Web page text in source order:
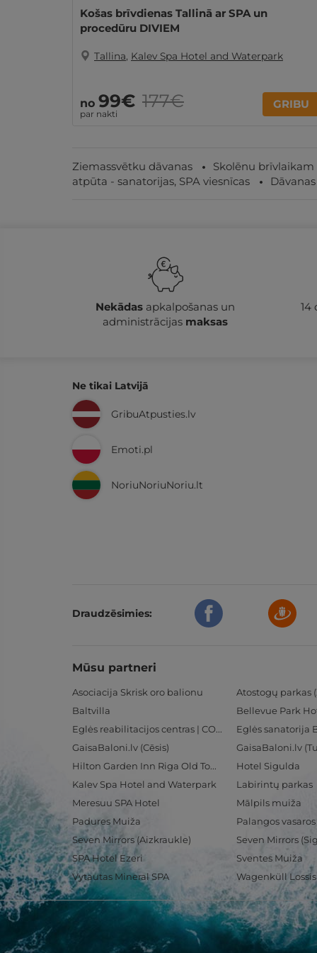
Košas brīvdienas Tallinā ar SPA un
procedūru DIVIEM
Tallina, Kalev Spa Hotel and Waterpark
no 99€
par nakti
177€ GRIBU
Ziemassvētku dāvanas Skolēnu brīvlaikam
atpūta - sanatorijas, SPA viesnīcas
Nekādasapkalpošanas un
administrācijas maksas
14
Ne tikai Latvijā
GribuAtpusties.lv
Emoti.pl
NoriuNoriuNoriu.lt
Draudzēsimies:
Mūsu partneri
Asociacija Skrisk oro balionu Atostogų parkas
Baltvilla
Bellevue Park
Eglės reabilitacijos centras | CORE
Eglės sanatorija
GaisaBaloni.lv (Cēsis)
GaisaBaloni.lv
Hilton Garden Inn Riga Old Town
Hotel Sigulda
Kalev Spa Hotel and Waterpark
Labirintų parkas
Meresuu SPA Hotel
Mālpils muiža
Padures Muiža
Palangos
Seven Mirrors (Aizkraukle)
Seven Mirrors
SPA Hotel Ezeri
Sventes Muiža
Vytautas Mineral SPA
Wagenküll